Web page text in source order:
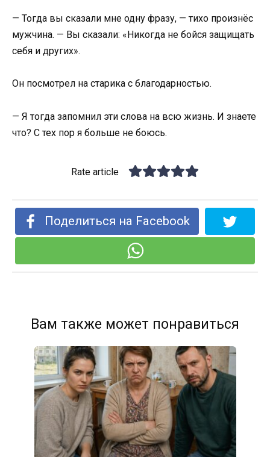
— Тогда вы сказали мне одну фразу, — тихо произнёс
мужчина. — Вы сказали: «Никогда не бойся защищать
себя и других».
Он посмотрел на старика с благодарностью.
— Я тогда запомнил эти слова на всю жизнь. И знаете
что? С тех пор я больше не боюсь.
Rate article
Поделиться на Facebook
Вам также может понравиться